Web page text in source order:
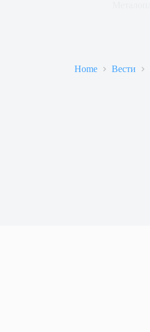
Home Вести